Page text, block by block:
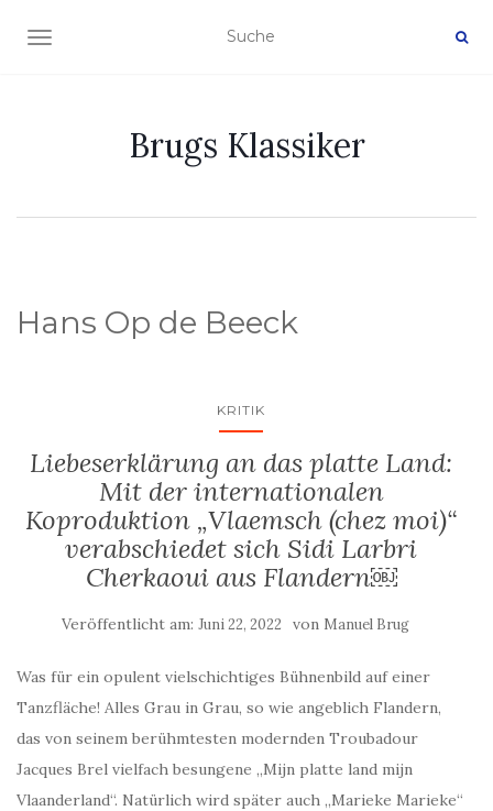
NAVIGATION EIN-/AUSSCHALTEN
Brugs Klassiker
Hans Op de Beeck
KRITIK
Liebeserklärung an das platte Land:
Mit der internationalen
Koproduktion „Vlaemsch (chez moi)“
verabschiedet sich Sidi Larbri
Cherkaoui aus Flandern￼
Veröffentlicht am: Juni 22, 2022 von Manuel Brug
Was für ein opulent vielschichtiges Bühnenbild auf einer
Tanzfläche! Alles Grau in Grau, so wie angeblich Flandern,
das von seinem berühmtesten modernden Troubadour
Jacques Brel vielfach besungene „Mijn platte land mijn
Vlaanderland“. Natürlich wird später auch „Marieke Marieke“